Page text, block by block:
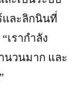
และลิกนินที่
เรากำลัง
วนมาก และ